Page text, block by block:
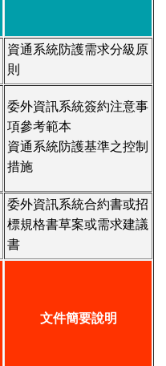
資通系統防護需求分級原
則
委外資訊系統簽約注意事
項參考範本
資通系統防護基準之控制
措施
委外資訊系統合約書或招
標規格書草案或需求建議
書
文件簡要說明